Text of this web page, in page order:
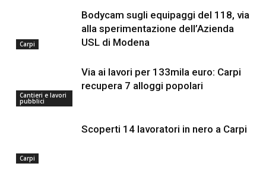
Carpi
Bodycam sugli equipaggi del 118, via
alla sperimentazione dell’Azienda
USL di Modena
Cantieri e lavori
pubblici
Via ai lavori per 133mila euro: Carpi
recupera 7 alloggi popolari
Carpi
Scoperti 14 lavoratori in nero a Carpi